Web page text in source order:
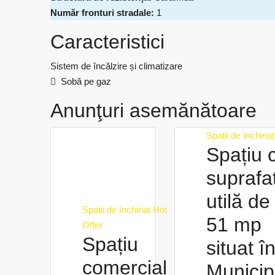
Număr fronturi stradale: 1
Caracteristici
Sistem de încălzire și climatizare
Sobă pe gaz
Anunţuri asemănătoare
Spații de închiriat Hot
Offer
Spațiu
comercial
Spații de închiriat
Spațiu
utilă de
51 mp
situat în